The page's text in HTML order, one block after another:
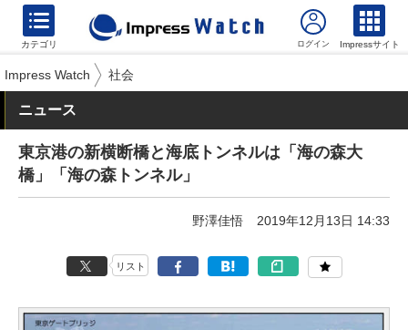
カテゴリ Impressサイト
Impress Watch 社会
ニュース
東京港の新横断橋と海底トンネルは「海の森大
橋」「海の森トンネル」
野澤佳悟 2019年12月13日 14:33
リスト